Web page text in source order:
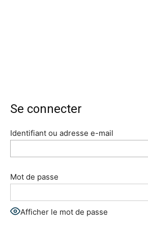
Se connecter
Identifiant ou adresse e-mail
Mot de passe
Afficher le mot de passe